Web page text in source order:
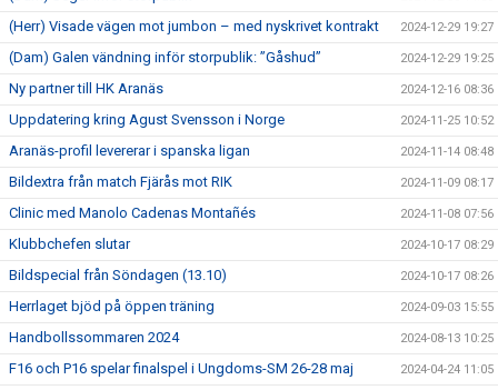
(Herr) Visade vägen mot jumbon – med nyskrivet kontrakt 2024-12-29 19:27
(Dam) Galen vändning inför storpublik: ”Gåshud” 2024-12-29 19:25
Ny partner till HK Aranäs 2024-12-16 08:36
Uppdatering kring Agust Svensson i Norge 2024-11-25 10:52
Aranäs-profil levererar i spanska ligan 2024-11-14 08:48
Bildextra från match Fjärås mot RIK 2024-11-09 08:17
Clinic med Manolo Cadenas Montañés 2024-11-08 07:56
Klubbchefen slutar 2024-10-17 08:29
Bildspecial från Söndagen (13.10) 2024-10-17 08:26
Herrlaget bjöd på öppen träning 2024-09-03 15:55
Handbollssommaren 2024 2024-08-13 10:25
F16 och P16 spelar finalspel i Ungdoms-SM 26-28 maj 2024-04-24 11:05